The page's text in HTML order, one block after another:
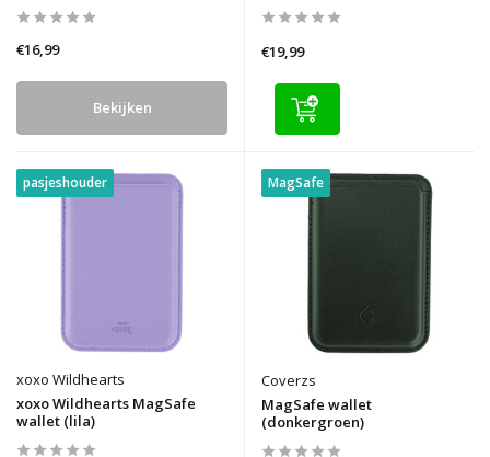
€16,99
Bekijken
€19,99
pasjeshouder
xoxo Wildhearts
xoxo Wildhearts MagSafe
wallet (lila)
MagSafe
Coverzs
MagSafe wallet
(donkergroen)